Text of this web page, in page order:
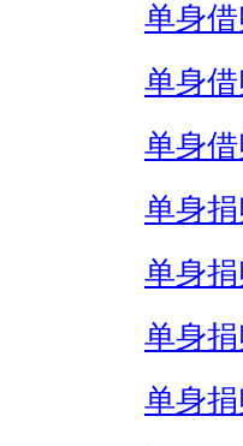
单身
单身
单身
单身
单身
单身
单身